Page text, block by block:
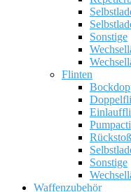
Sonstige
Flinten
Sonstige
Waffenzubehör